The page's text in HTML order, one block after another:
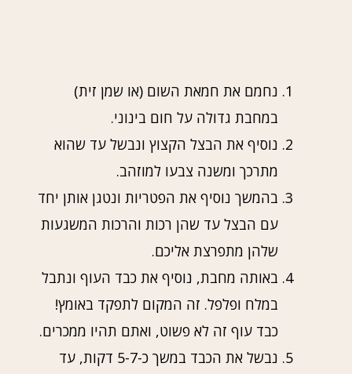
נחמם את חמאת השום (או שמן זית)
במחבת גדולה על חום בינוני.
נוסיף את הבצל הקצוץ ונבשל עד שהוא
מתרכך ומשנה צבעו למוזהב.
בהמשך נוסיף את הפטריות ונטגן אותן יחד
עם הבצל עד שהן רכות והרכות המשגעות
שלהן מתפרצת אליכם.
באותה מחבת, נוסיף את כבד העוף ונתבל
במלח ופלפל. זה המקום לתפקד באומץ!
כבד עוף זה לא פשוט, ואתם תהיו ממכרים.
נבשל את הכבד במשך כ-5-7 דקות, עד